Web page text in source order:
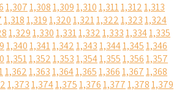
1,3071,3081,3091,3101,3111,3121,313
1,3181,3191,3201,3211,3221,3231,324
1,3291,3301,3311,3321,3331,3341,335
1,3401,3411,3421,3431,3441,3451,346
1,3511,3521,3531,3541,3551,3561,357
1,3621,3631,3641,3651,3661,3671,368
1,3731,3741,3751,3761,3771,3781,379